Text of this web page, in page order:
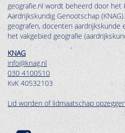
geografie.nl wordt beheerd door het
Aardrijkskundig Genootschap
geografen, docenten
het vakgebied geografie
KNAG
info@knag.nl
030 4100510
KvK 40532103
Lid worden of lidmaatschap